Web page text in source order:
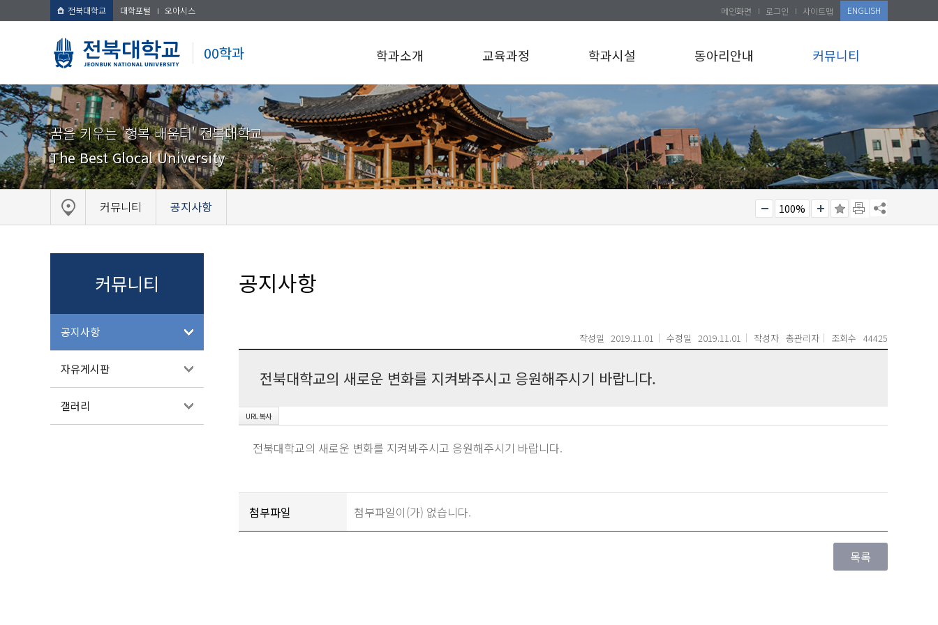
전북대학교 대학포털 오아시스
00학과
메인화면 로그인 사이트맵 ENGLISH
학과소개 교육과정 학과시설 동아리안내 커뮤니티
꿈을 키우는 '행복 배움터' 전북대학교
The Best Glocal University
커뮤니티 공지사항 100%
커뮤니티
공지사항
자유게시판
갤러리
공지사항
작성일 2019.11.01 수정일 2019.11.01 작성자 총관리자 조회수 44425
전북대학교의 새로운 변화를 지켜봐주시고 응원해주시기 바랍니다.
전북대학교의 새로운 변화를 지켜봐주시고 응원해주시기 바랍니다.
첨부파일 첨부파일이(가) 없습니다.